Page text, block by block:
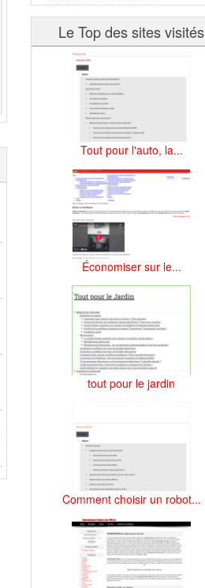
Le Top des sites visités
Tout pour l'auto, la...
Économiser sur le...
tout pour le jardin
Comment choisir un robot...